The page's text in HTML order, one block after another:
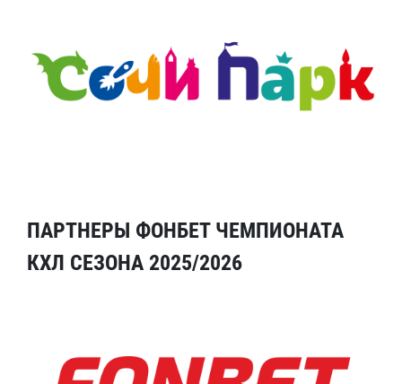
ПАРТНЕРЫ ФОНБЕТ ЧЕМПИОНАТА
КХЛ СЕЗОНА 2025/2026